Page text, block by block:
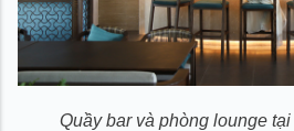
Quầy bar và phòng lounge